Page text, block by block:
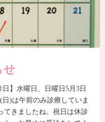
せ
日】水曜日、日曜日5月3日
)は午前のみ診療していま
てきましたね。祝日は休診